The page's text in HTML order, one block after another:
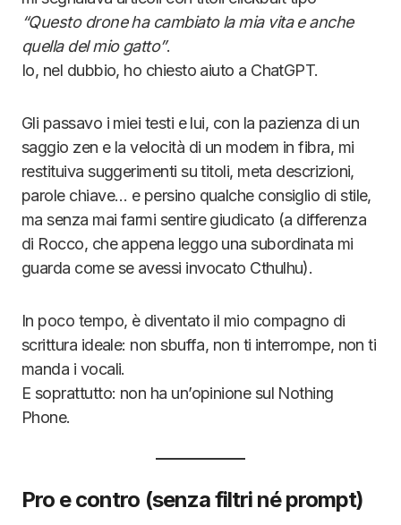
“Questo drone ha cambiato la mia vita e anche
quella del mio gatto”.
Io, nel dubbio, ho chiesto aiuto a ChatGPT.
Gli passavo i miei testi e lui, con la pazienza di un
saggio zen e la velocità di un modem in fibra, mi
restituiva suggerimenti su titoli, meta descrizioni,
parole chiave… e persino qualche consiglio di stile,
ma senza mai farmi sentire giudicato (a differenza
di Rocco, che appena leggo una subordinata mi
guarda come se avessi invocato Cthulhu).
In poco tempo, è diventato il mio compagno di
scrittura ideale: non sbuffa, non ti interrompe, non ti
manda i vocali.
E soprattutto: non ha un’opinione sul Nothing
Phone.
Pro e contro (senza filtri né prompt)